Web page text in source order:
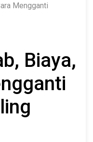
Mengganti
Biaya,